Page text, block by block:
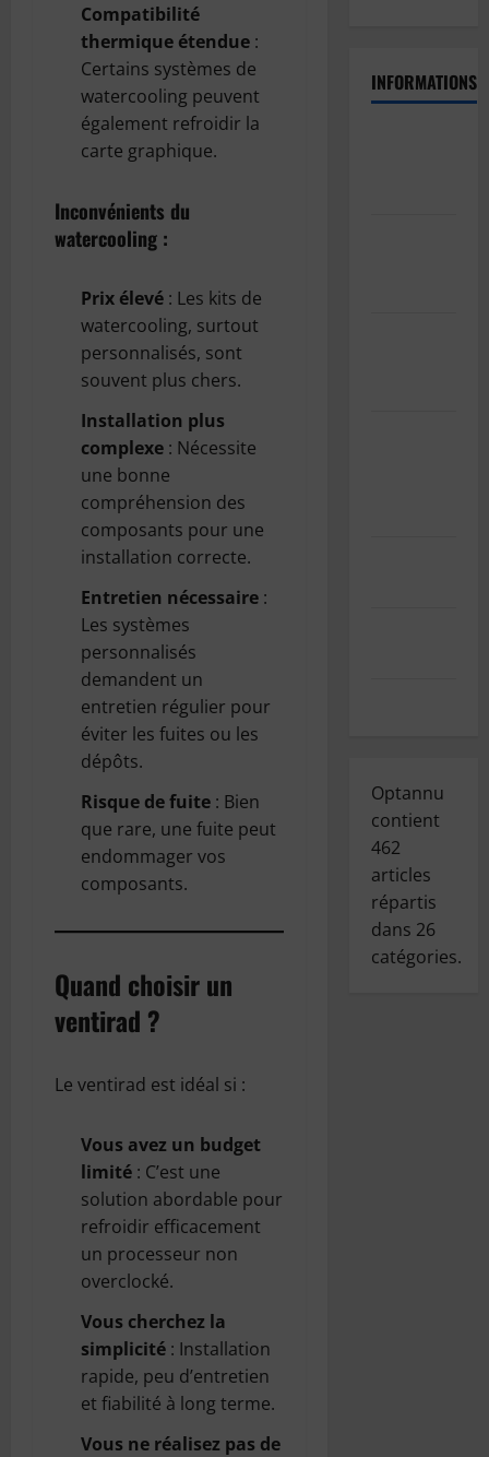
Compatibilité
thermique étendue :
Certains systèmes de
watercooling peuvent
également refroidir la
carte graphique.
Inconvénients du
watercooling :
Prix élevé : Les kits de
watercooling, surtout
personnalisés, sont
souvent plus chers.
Installation plus
complexe : Nécessite
une bonne
compréhension des
composants pour une
installation correcte.
Entretien nécessaire :
Les systèmes
personnalisés
demandent un
entretien régulier pour
éviter les fuites ou les
dépôts.
Risque de fuite : Bien
que rare, une fuite peut
endommager vos
composants.
Quand choisir un
ventirad ?
Le ventirad est idéal si :
Vous avez un budget
limité : C’est une
solution abordable pour
refroidir efficacement
un processeur non
overclocké.
Vous cherchez la
simplicité : Installation
rapide, peu d’entretien
et fiabilité à long terme.
Vous ne réalisez pas de
INFORMATIONS
Optannu
contient
462
articles
répartis
dans 26
catégories.